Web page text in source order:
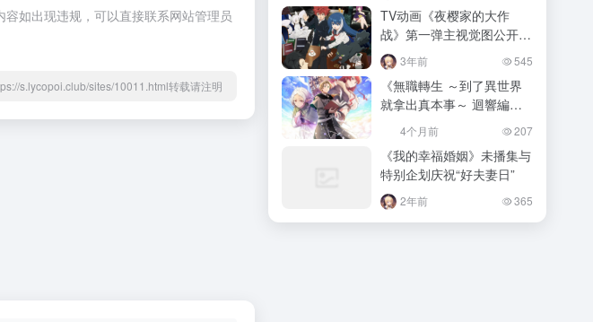
如出现违规，可以直接联系网站管理员
s.lycopoi.club/sites/10011.html转载请注明
TV动画《夜樱家的大作
战》第一弹主视觉图公开，
2024年播出。
3年前 545
《無職轉生 ～到了異世界
就拿出真本事～ 迴響編年
史》開放事前登錄！
AJ2026公開主視覺及PV
4个月前 207
《我的幸福婚姻》未播集与
特别企划庆祝“好夫妻日”
2年前 365